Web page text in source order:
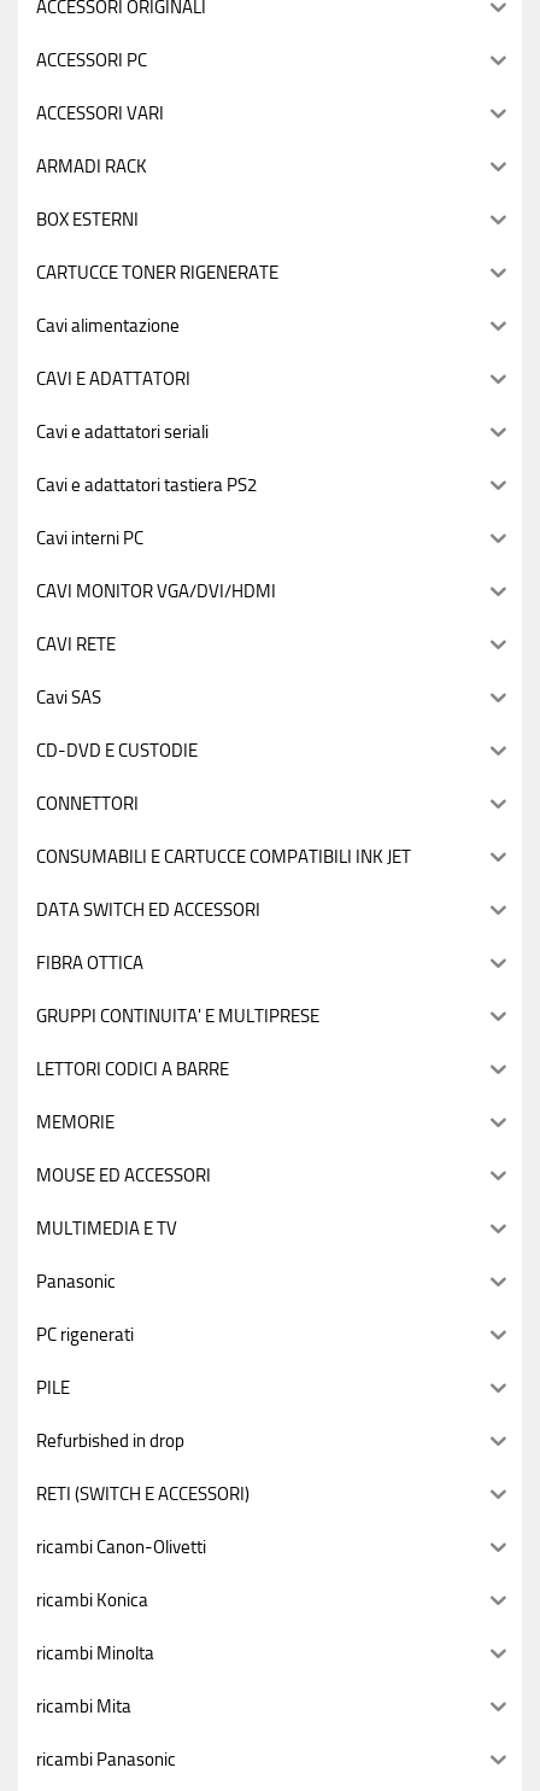
ACCESSORI ORIGINALI
ACCESSORI PC
ACCESSORI VARI
ARMADI RACK
BOX ESTERNI
CARTUCCE TONER RIGENERATE
Cavi alimentazione
CAVI E ADATTATORI
Cavi e adattatori seriali
Cavi e adattatori tastiera PS2
Cavi interni PC
CAVI MONITOR VGA/DVI/HDMI
CAVI RETE
Cavi SAS
CD-DVD E CUSTODIE
CONNETTORI
CONSUMABILI E CARTUCCE COMPATIBILI INK JET
DATA SWITCH ED ACCESSORI
FIBRA OTTICA
GRUPPI CONTINUITA' E MULTIPRESE
LETTORI CODICI A BARRE
MEMORIE
MOUSE ED ACCESSORI
MULTIMEDIA E TV
Panasonic
PC rigenerati
PILE
Refurbished in drop
RETI (SWITCH E ACCESSORI)
ricambi Canon-Olivetti
ricambi Konica
ricambi Minolta
ricambi Mita
ricambi Panasonic